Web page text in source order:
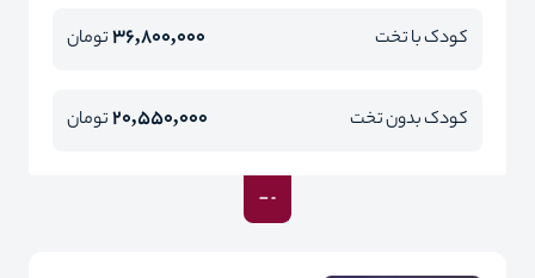
کودک با تخت 36,800,000تومان
کودک بدون تخت 20,550,000تومان